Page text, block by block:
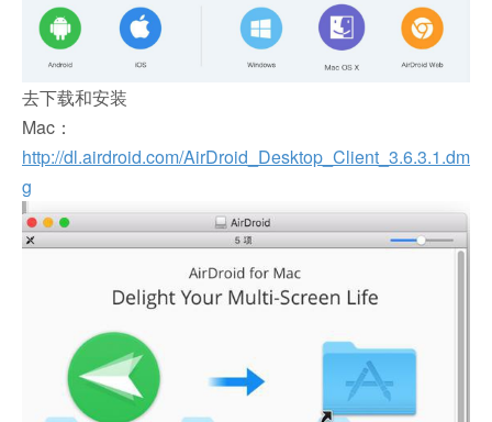
去下载和安装
Mac：
http://dl.airdroid.com/AirDroid_Desktop_Client_3.6.3.1.dm
g